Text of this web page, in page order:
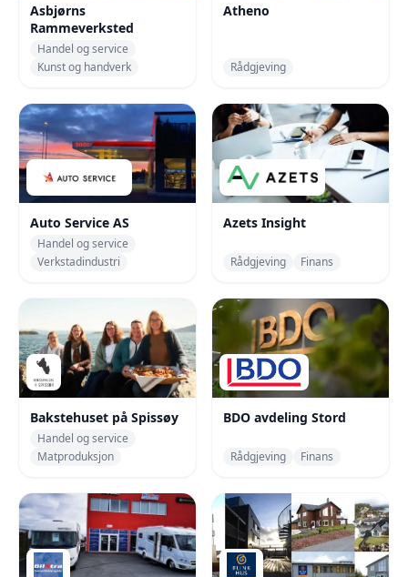
Asbjørns
Rammeverksted
Handel og service
Kunst og handverk
Atheno
Rådgjeving
Auto Service AS
Handel og service
Verkstadindustri
Azets Insight
Rådgjeving Finans
Bakstehuset på Spissøy
Handel og service
Matproduksjon
BDO avdeling Stord
Rådgjeving Finans